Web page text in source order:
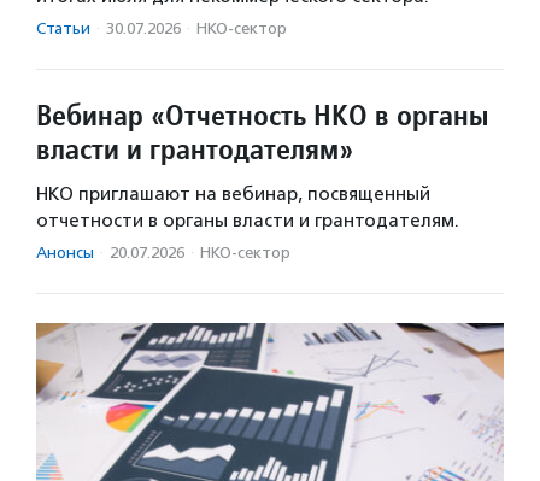
Статьи · 30.07.2026 · НКО-сектор
Вебинар «Отчетность НКО в органы
власти и грантодателям»
НКО приглашают на вебинар, посвященный
отчетности в органы власти и грантодателям.
Анонсы · 20.07.2026 · НКО-сектор